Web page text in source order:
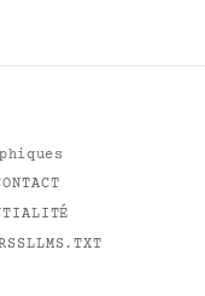
LLMS.TXT